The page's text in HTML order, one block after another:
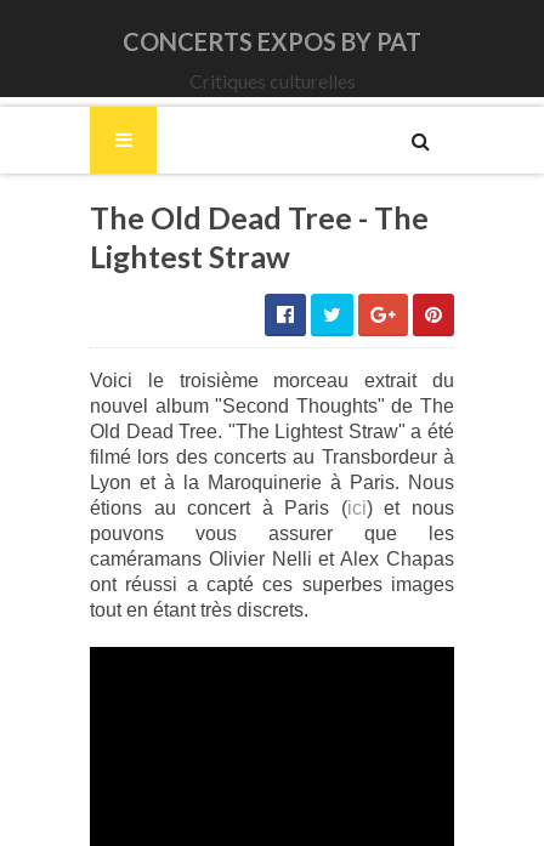
CONCERTS EXPOS BY PAT
Critiques culturelles
The Old Dead Tree - The
Lightest Straw
Voici le troisième morceau extrait du
nouvel album "Second Thoughts" de The
Old Dead Tree. "The Lightest Straw" a été
filmé lors des concerts au Transbordeur à
Lyon et à la Maroquinerie à Paris. Nous
étions au concert à Paris (ici) et nous
pouvons vous assurer que les
caméramans Olivier Nelli et Alex Chapas
ont réussi a capté ces superbes images
tout en étant très discrets.